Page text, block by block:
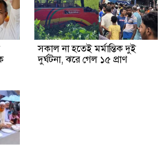
সকাল না হতেই মর্মান্তিক দুই
দুর্ঘটনা, ঝরে গেল ১৫ প্রাণ